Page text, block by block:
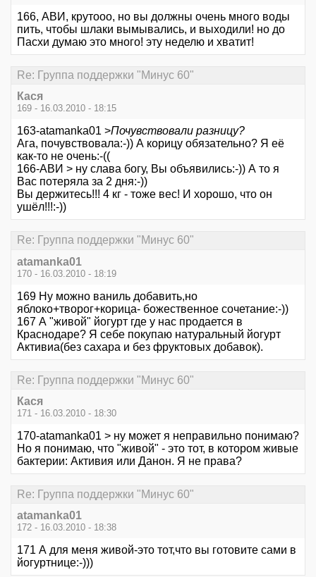
166, АВИ, крутооо, но вы должны очень много воды
пить, чтобы шлаки вымывались, и выходили! но до
Пасхи думаю это много! эту неделю и хватит!
Re: Группа поддержки "Минус 60"
Кася
169 - 16.03.2010 - 18:15
163-atamanka01 >Почувствовали разницу?
Ага, почувствовала:-)) А корицу обязательно? Я её
как-то не очень:-((
166-АВИ > ну слава богу, Вы объявились:-)) А то я
Вас потеряла за 2 дня:-))
Вы держитесь!!! 4 кг - тоже вес! И хорошо, что он
ушёл!!!:-))
Re: Группа поддержки "Минус 60"
atamanka01
170 - 16.03.2010 - 18:19
169 Ну можно ваниль добавить,но
яблоко+творог+корица- божественное сочетание:-))
167 А "живой" йогурт где у нас продается в
Краснодаре? Я себе покупаю натуральный йогурт
Активиа(без сахара и без фруктовых добавок).
Re: Группа поддержки "Минус 60"
Кася
171 - 16.03.2010 - 18:30
170-atamanka01 > ну может я неправильно понимаю?
Но я понимаю, что "живой" - это тот, в котором живые
бактерии: Активия или Данон. Я не права?
Re: Группа поддержки "Минус 60"
atamanka01
172 - 16.03.2010 - 18:38
171 А для меня живой-это тот,что вы готовите сами в
йогуртнице:-)))